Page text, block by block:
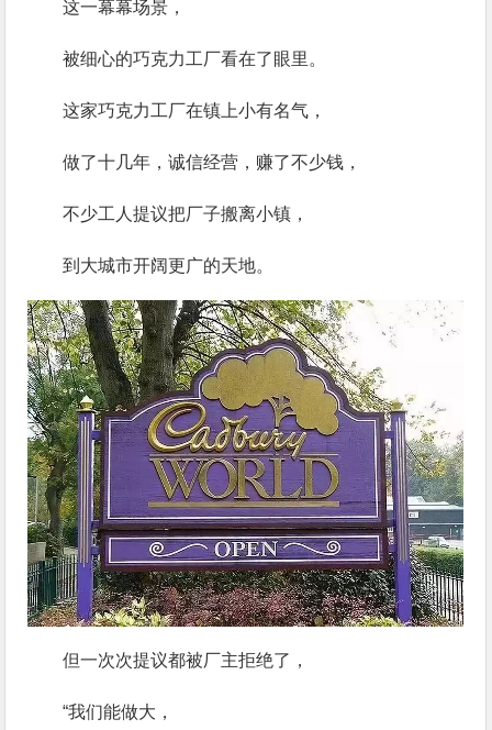
这一幕幕场景，
被细心的巧克力工厂看在了眼里。
这家巧克力工厂在镇上小有名气，
做了十几年，诚信经营，赚了不少钱，
不少工人提议把厂子搬离小镇，
到大城市开阔更广的天地。
但一次次提议都被厂主拒绝了，
“我们能做大，